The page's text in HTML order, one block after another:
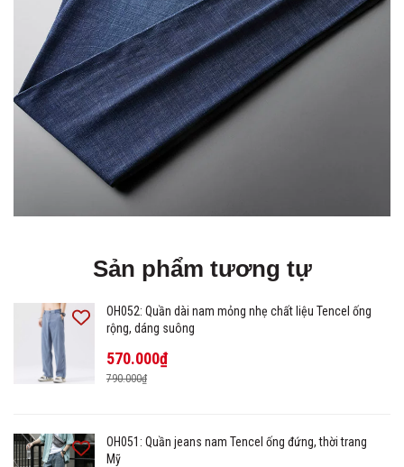
Sản phẩm tương tự
OH052: Quần dài nam mỏng nhẹ chất liệu Tencel ống
rộng, dáng suông
570.000₫
790.000₫
OH051: Quần jeans nam Tencel ống đứng, thời trang
Mỹ